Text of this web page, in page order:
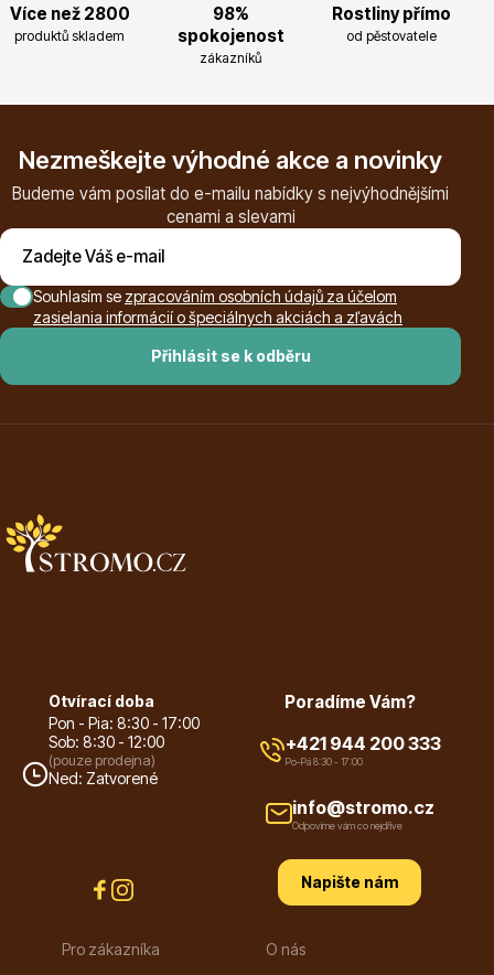
Magnólie
Semena, sadba
Cibuloviny
Více než 2800
produktů skladem
98%
spokojenost
zákazníků
Rostliny přímo
od pěstovatele
Nezmeškejte výhodné akce a novinky
Budeme vám posílat do e-mailu nabídky s nejvýhodnějšími
cenami a slevami
Přihlásit se k odběru
Souhlasím se zpracováním osobních údajů za účelom
zasielania informácií o špeciálnych akciách a zľavách
Otvírací doba
Pon - Pia: 8:30 - 17:00
Sob: 8:30 - 12:00
(pouze prodejna)
Ned: Zatvorené
Pro zákazníka O nás
Poradíme Vám?
+421 944 200 333
Po-Pá 8:30 - 17:00
info@stromo.cz
Odpovíme vám co nejdříve
Napište nám